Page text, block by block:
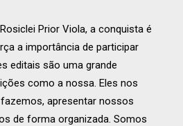
Prior Viola, a conquista é
a importância de participar
editais são uma grande
como a nossa. Eles nos
apresentar nossos
de forma organizada. Somos